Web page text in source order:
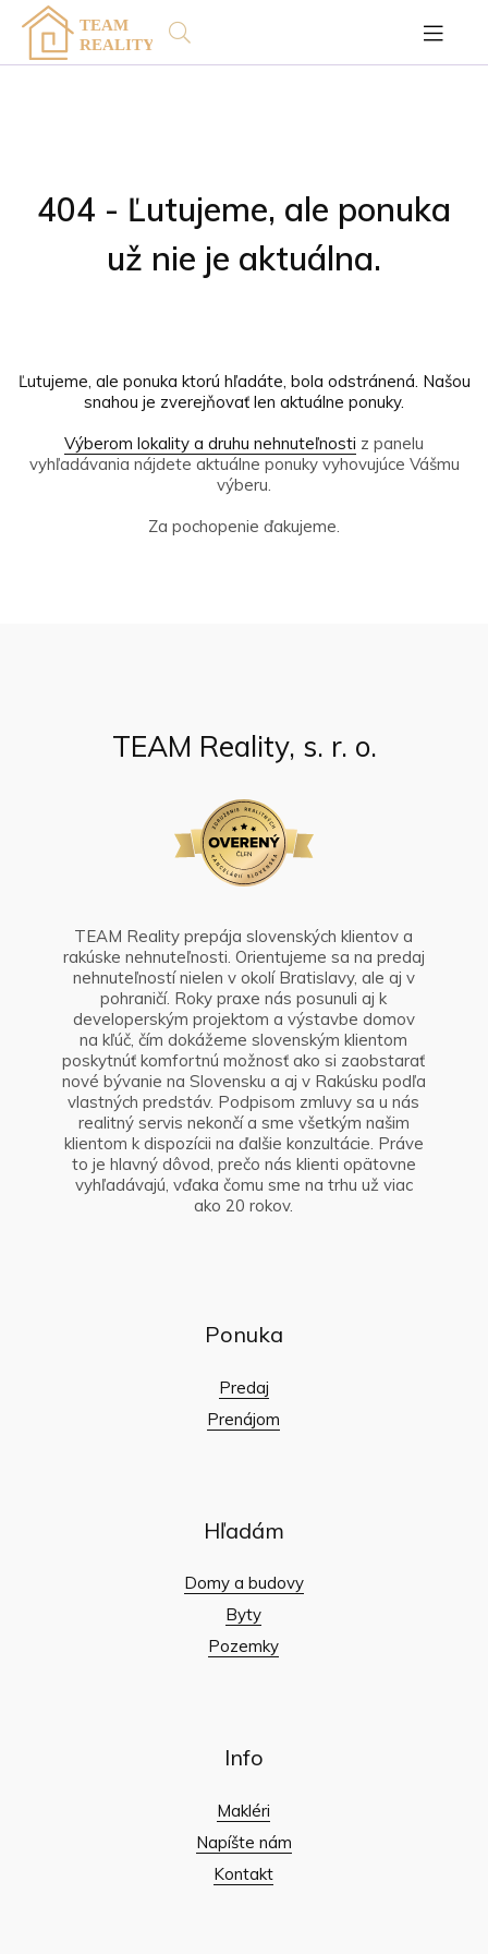
404 - Ľutujeme, ale ponuka
už nie je aktuálna.
Ľutujeme, ale ponuka ktorú hľadáte, bola odstránená. Našou
snahou je zverejňovať len aktuálne ponuky.
Výberom lokality a druhu nehnuteľnosti z panelu
vyhľadávania nájdete aktuálne ponuky vyhovujúce Vášmu
výberu.
Za pochopenie ďakujeme.
TEAM Reality, s. r. o.
TEAM Reality prepája slovenských klientov a
rakúske nehnuteľnosti. Orientujeme sa na predaj
nehnuteľností nielen v okolí Bratislavy, ale aj v
pohraničí. Roky praxe nás posunuli aj k
developerským projektom a výstavbe domov
na kľúč, čím dokážeme slovenským klientom
poskytnúť komfortnú možnosť ako si zaobstarať
nové bývanie na Slovensku a aj v Rakúsku podľa
vlastných predstáv. Podpisom zmluvy sa u nás
realitný servis nekončí a sme všetkým našim
klientom k dispozícii na ďalšie konzultácie. Práve
to je hlavný dôvod, prečo nás klienti opätovne
vyhľadávajú, vďaka čomu sme na trhu už viac
ako 20 rokov.
Ponuka
Predaj
Prenájom
Hľadám
Domy a budovy
Byty
Pozemky
Info
Makléri
Napíšte nám
Kontakt